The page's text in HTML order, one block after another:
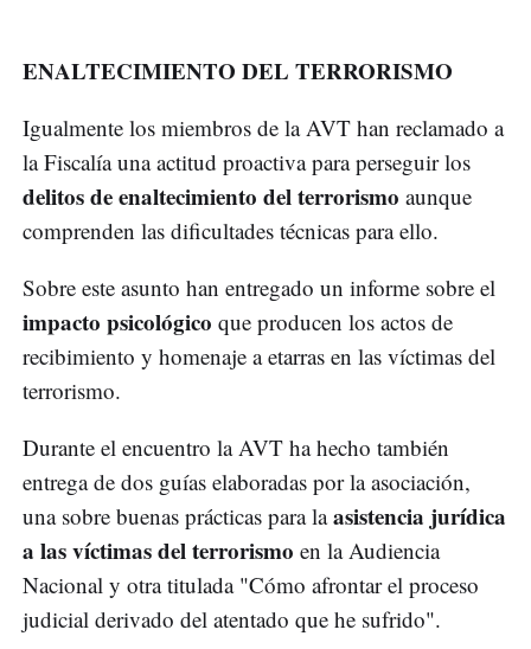
ENALTECIMIENTO DEL TERRORISMO
Igualmente los miembros de la AVT han reclamado a
la Fiscalía una actitud proactiva para perseguir los
delitos de enaltecimiento del terrorismo aunque
comprenden las dificultades técnicas para ello.
Sobre este asunto han entregado un informe sobre el
impacto psicológico que producen los actos de
recibimiento y homenaje a etarras en las víctimas del
terrorismo.
Durante el encuentro la AVT ha hecho también
entrega de dos guías elaboradas por la asociación,
una sobre buenas prácticas para laasistencia jurídica
a las víctimas del terrorismo en la Audiencia
Nacional y otra titulada "Cómo afrontar el proceso
judicial derivado del atentado que he sufrido".